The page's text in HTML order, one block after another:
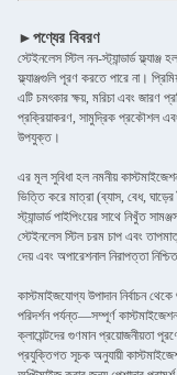
►পণ্যের বিবরণ
স্টেইনলেস স্টিল নন-স্ট্যান্ডার্ড ফ্ল্যাঞ্জ
ফ্ল্যাঞ্জগুলি পূরণ করতে পারে না।
এটি চমৎকার ক্ষয়, মরিচা এবং জারণ
প্রক্রিয়াকরণ, সামুদ্রিক প্রকৌশল
উপযুক্ত।
এর মূল সুবিধা হল নমনীয়
ভিত্তি করে মাত্রা (ব্যাস, বেধ,
স্ট্যান্ডার্ড পাইপিংয়ের সাথে নিখুঁত
স্টেইনলেস স্টিল চরম চাপ এবং
দেয় এবং অপারেশনাল নিরাপত্তা
কাস্টমাইজযোগ্য উপাদান নির্বাচন
পরিদর্শন পর্যন্ত—সম্পূর্ণ
ক্লায়েন্টদের গুণমান প্রয়োজনীয়তা
প্রযুক্তিগত সূচক অনুযায়ী